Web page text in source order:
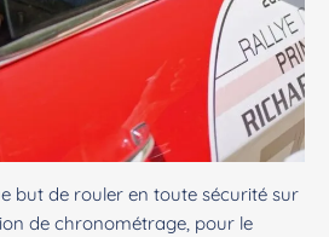
but de rouler en toute sécurité sur
de chronométrage, pour le